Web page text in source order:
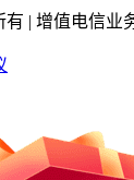
有 | 增值电信业